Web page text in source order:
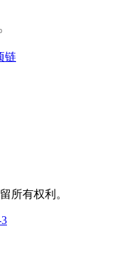
链
所有权利。